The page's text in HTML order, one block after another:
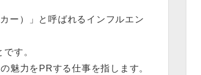
ー）
」と呼ばれるインフルエン
す。
魅力をPRする仕事を指します。